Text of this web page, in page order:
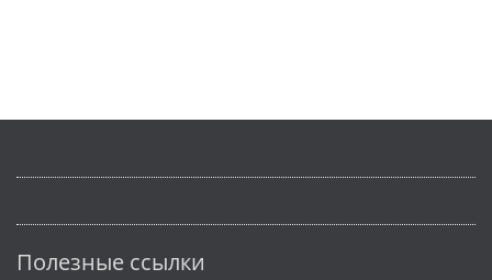
Полезные ссылки